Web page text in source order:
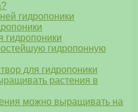
гидропоники
гидропоники
гидропонную
для гидропоники
растения в
можно выращивать на